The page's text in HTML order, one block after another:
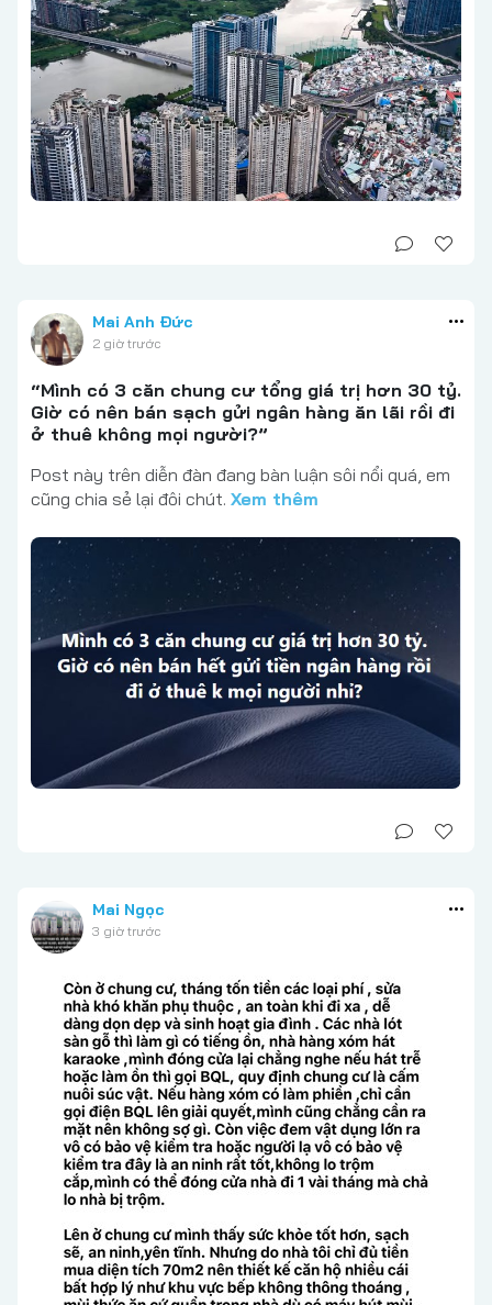
Mai Anh Đức
2 giờ trước
“Mình có 3 căn chung cư tổng giá trị hơn 30 tỷ.
Giờ có nên bán sạch gửi ngân hàng ăn lãi rồi đi
ở thuê không mọi người?”
Post này trên diễn đàn đang bàn luận sôi nổi quá, em
cũng chia sẻ lại đôi chút. Xem thêm
Mai Ngọc
3 giờ trước